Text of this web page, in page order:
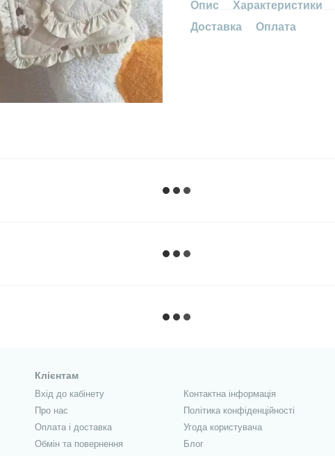
Опис
Характеристики
Доставка
Оплата
Клієнтам
Вхід до кабінету
Про нас
Оплата і доставка
Обмін та повернення
Контактна інформація
Політика конфіденційності
Угода користувача
Блог